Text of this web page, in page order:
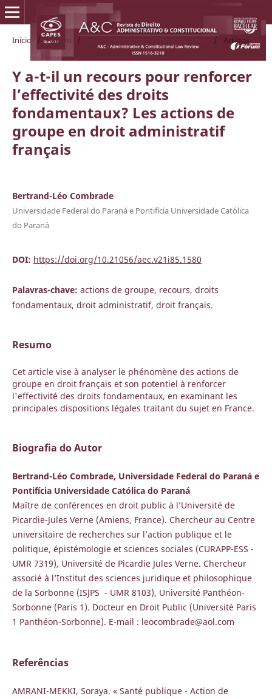
Início / Acervo / / Artigos
Y a-t-il un recours pour renforcer
l’effectivité des droits
fondamentaux? Les actions de
groupe en droit administratif
français
Bertrand-Léo Combrade
Universidade Federal do Paraná e Pontifícia Universidade Católica
do Paraná
DOI: https://doi.org/10.21056/aec.v21i85.1580
Palavras-chave: actions de groupe, recours, droits
fondamentaux, droit administratif, droit français.
Resumo
Cet article vise à analyser le phénomène des actions de
groupe en droit français et son potentiel à renforcer
l'effectivité des droits fondamentaux, en examinant les
principales dispositions légales traitant du sujet en France.
Biografia do Autor
Bertrand-Léo Combrade, Universidade Federal do Paraná e
Pontifícia Universidade Católica do Paraná
Maître de conférences en droit public à l’Université de
Picardie-Jules Verne (Amiens, France). Chercheur au Centre
universitaire de recherches sur l’action publique et le
politique, épistémologie et sciences sociales (CURAPP-ESS -
UMR 7319), Université de Picardie Jules Verne. Chercheur
associé à l’Institut des sciences juridique et philosophique
de la Sorbonne (ISJPS - UMR 8103), Université Panthéon-
Sorbonne (Paris 1). Docteur en Droit Public (Université Paris
1 Panthéon-Sorbonne). E-mail : leocombrade@aol.com
Referências
AMRANI-MEKKI, Soraya. « Santé publique - Action de